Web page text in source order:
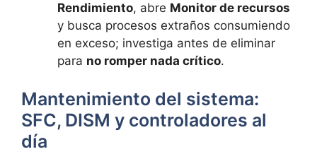
Rendimiento, abre Monitor de recursos
y busca procesos extraños consumiendo
en exceso; investiga antes de eliminar
para no romper nada crítico.
Mantenimiento del sistema:
SFC, DISM y controladores al
día